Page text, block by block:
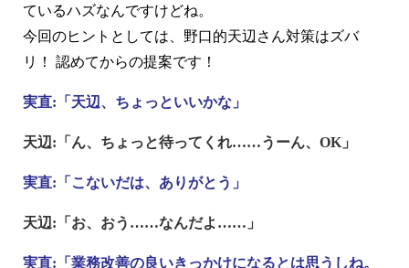
ているハズなんですけどね。
今回のヒントとしては、野口的天辺さん対策はズバ
リ！ 認めてからの提案です！
実直:「天辺、ちょっといいかな」
天辺:「ん、ちょっと待ってくれ……うーん、OK」
実直:「こないだは、ありがとう」
天辺:「お、おう……なんだよ……」
実直:「業務改善の良いきっかけになるとは思うしね。